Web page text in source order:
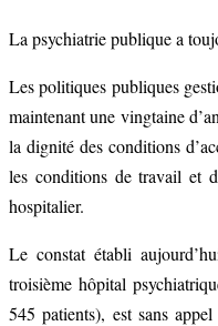
La psychiatrie publique a
Les politiques publiques
maintenant une vingtaine
la dignité des conditions
les conditions de travail et
hospitalier.
Le constat établi
troisième hôpital
545 patients), est sans